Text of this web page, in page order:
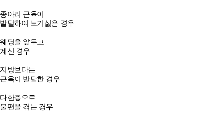
종아리 근육이
발달하여 보기싫은 경우
웨딩을 앞두고
계신 경우
지방보다는
근육이 발달한 경우
다한증으로
불편을 겪는 경우